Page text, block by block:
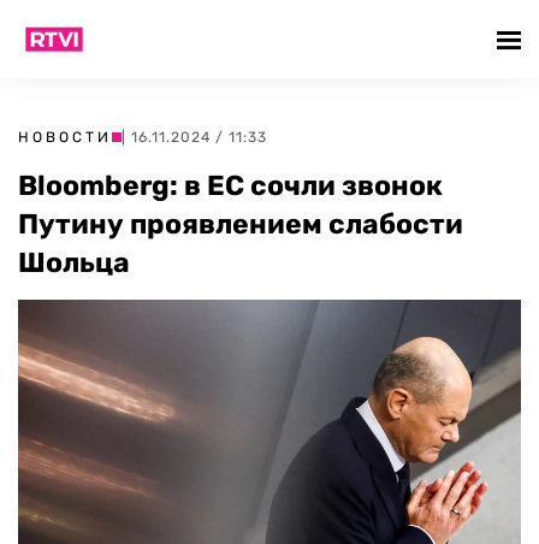
НОВОСТИ | 16.11.2024 / 11:33
Bloomberg: в ЕС сочли звонок
Путину проявлением слабости
Шольца